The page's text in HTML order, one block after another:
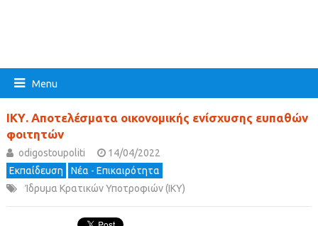
Menu
ΙΚΥ. Αποτελέσματα οικονομικής ενίσχυσης ευπαθών
φοιτητών
odigostoupoliti
14/04/2022
Εκπαίδευση
Νέα - Επικαιρότητα
Ίδρυμα Κρατικών Υποτροφιών (ΙΚΥ)